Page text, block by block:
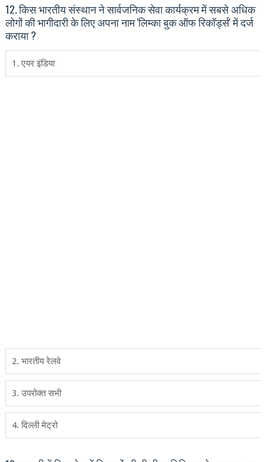
12. किस भारतीय संस्‍थान ने सार्वजनिक सेवा कार्यक्रम में सबसे अधिक
लोगों की भागीदारी के लिए अपना नाम 'लिम्‍का बुक ऑफ रिकॉर्ड्स' में दर्ज
कराया ?
1. एयर इंडिया
2. भारतीय रेलवे
3. उपरोक्‍त सभी
4. दिल्‍ली मेट्रो